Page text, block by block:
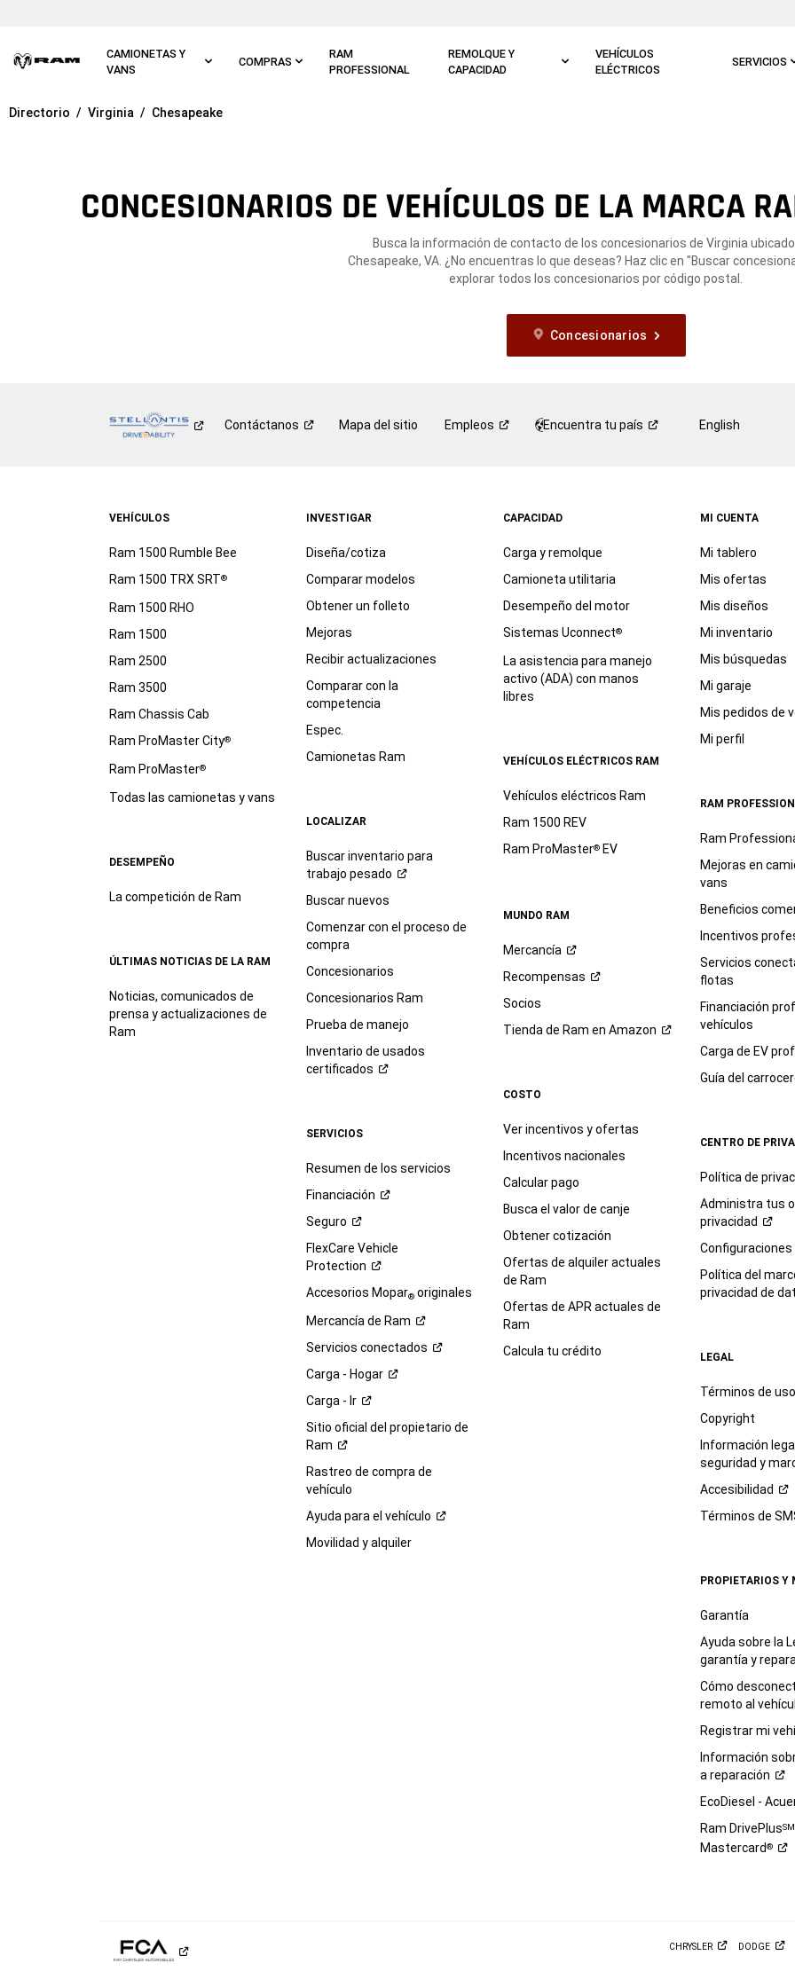
CAMIONETAS Y
VANS
COMPRAS
RAM
PROFESSIONAL
REMOLQUE Y
CAPACIDAD
VEHÍCULOS
ELÉCTRICOS
SERVICIOS
Ir a
Directorio Virginia Chesapeake
CONCESIONARIOS DE VEHÍCULOS DE LA MARCA
Busca la información de contacto de los concesionarios de Virginia
Chesapeake, VA. ¿No encuentras lo que deseas? Haz clic en "Buscar
explorar todos los concesionarios por código postal.
Concesionarios
Contáctanos Mapa del sitio Empleos Encuentra tu país English
VEHÍCULOS
Ram 1500 Rumble Bee
Ram 1500 TRX SRT®
Ram 1500 RHO
Ram 1500
Ram 2500
Ram 3500
Ram Chassis Cab
Ram ProMaster City®
Ram ProMaster®
Todas las camionetas y vans
DESEMPEÑO
La competición de Ram
ÚLTIMAS NOTICIAS DE LA RAM
Noticias, comunicados de
prensa y actualizaciones de
Ram
INVESTIGAR
Diseña/cotiza
Comparar modelos
Obtener un folleto
Mejoras
Recibir actualizaciones
Comparar con la
competencia
Espec.
Camionetas Ram
LOCALIZAR
Buscar inventario para
trabajo pesado
Buscar nuevos
Comenzar con el proceso de
compra
Concesionarios
Concesionarios Ram
Prueba de manejo
Inventario de usados
certificados
SERVICIOS
Resumen de los servicios
Financiación
Seguro
FlexCare Vehicle
Protection
Accesorios Mopar®originales
Mercancía de Ram
Servicios conectados
Carga - Hogar
Carga - Ir
Sitio oficial del propietario de
Ram
Rastreo de compra de
vehículo
Ayuda para el vehículo
Movilidad y alquiler
CAPACIDAD
Carga y remolque
Camioneta utilitaria
Desempeño del motor
Sistemas Uconnect®
La asistencia para manejo
activo (ADA) con manos
libres
VEHÍCULOS ELÉCTRICOS RAM
Vehículos eléctricos Ram
Ram 1500 REV
Ram ProMaster®EV
MUNDO RAM
Mercancía
Recompensas
Socios
Tienda de Ram en Amazon
COSTO
Ver incentivos y ofertas
Incentivos nacionales
Calcular pago
Busca el valor de canje
Obtener cotización
Ofertas de alquiler actuales
de Ram
Ofertas de APR actuales de
Ram
Calcula tu crédito
MI CUENTA
Mi tablero
Mis ofertas
Mis diseños
Mi inventario
Mis búsquedas
Mi garaje
Mis pedidos de
Mi perfil
RAM
Ram
Mejoras en
vans
Beneficios
Incentivos
Servicios
flotas
Financiación
vehículos
Carga de EV
Guía del
CENTRO DE
Política de
Administra tus
privacidad
Configuraciones
Política del
privacidad de
LEGAL
Términos de uso
Copyright
Información
seguridad y
Accesibilidad
Términos de
PROPIETARIOS Y
Garantía
Ayuda sobre la
garantía y
Cómo
remoto al
Registrar mi
Información
areparación
EcoDiesel -
Ram DrivePlusSM
Mastercard®
CHRYSLER DODGE